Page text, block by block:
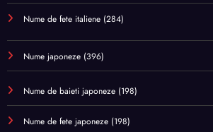
Nume de fete italiene (284)
Nume japoneze (396)
Nume de baieti japoneze (198)
Nume de fete japoneze (198)